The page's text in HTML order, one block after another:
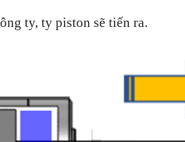
ty, ty piston sẽ tiến ra.